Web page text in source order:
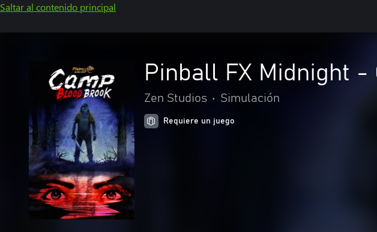
Saltar al contenido principal
Pinball FX Midnight
Zen Studios • Simulación
Requiere un juego